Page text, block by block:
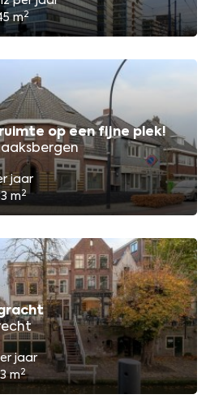
m2
op een fijne plek!
jaar
m2
jaar
m 2